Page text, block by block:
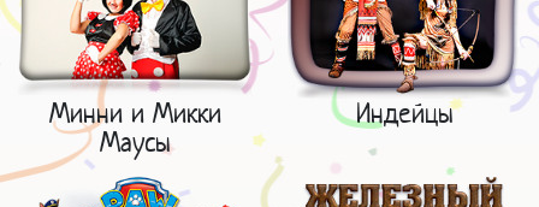
Минни и Микки
Маусы
Индейцы